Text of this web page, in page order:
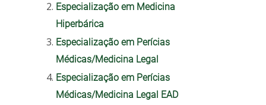
Especialização em Medicina
Hiperbárica
Especialização em Perícias
Médicas/Medicina Legal
Especialização em Perícias
Médicas/Medicina Legal EAD